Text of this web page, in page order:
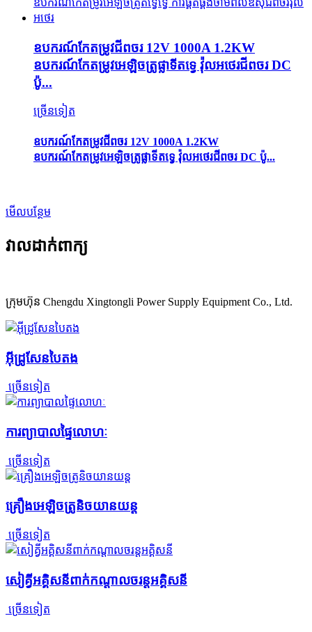
ឧបករណ៍កែតម្រូវជីពចរ 12V 1000A 1.2KW
ឧបករណ៍កែតម្រូវអេឡិចត្រូផ្លាទីតទ្វេ វ៉ុលអថេរជីពចរ DC
ប៉ូ...
ច្រើនទៀត
ឧបករណ៍កែតម្រូវជីពចរ 12V 1000A 1.2KW
ឧបករណ៍កែតម្រូវអេឡិចត្រូផ្លាទីតទ្វេ វ៉ុលអថេរជីពចរ DC ប៉ូ...
មើលបន្ថែម
វាលដាក់ពាក្យ
ក្រុមហ៊ុន Chengdu Xingtongli Power Supply Equipment Co., Ltd.
អ៊ីដ្រូសែនបៃតង
ច្រើនទៀត
ការព្យាបាលផ្ទៃលោហៈ
ច្រើនទៀត
គ្រឿងអេឡិចត្រូនិចយានយន្ត
ច្រើនទៀត
សៀគ្វីអគ្គិសនីពាក់កណ្តាលចរន្តអគ្គិសនី
ច្រើនទៀត